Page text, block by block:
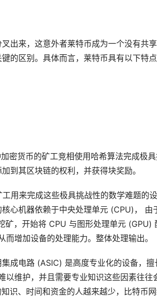
叉出来，这意外者莱特币成为一个没有共享
的区别。具体而言，莱特币具有以下特点
密货币的矿工竞相使用哈希算法完成极
到其区块链的权利，并获得块奖励。
用来完成这些极具挑战性的数学难题的设
心机器依赖于中央处理单元 (CPU)， 由
矿，开始将 CPU 与图形处理单元 (GPU)
增加设备的处理能力。整体处理输出。
成电路 (ASIC) 是高度专业化的设备，擅
以维护，并且需要专业知识这些因素往往
识、时间和资金的人越来越少，比特币